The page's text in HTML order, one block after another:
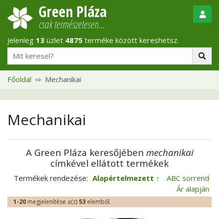
Green Pláza
csak természetesen…
Jelenleg 13 üzlet 4875 terméke között kereshetsz.
Főoldal Mechanikai
Mechanikai
A Green Pláza keresőjében mechanikai
címkével ellátott termékek
Termékek rendezése: Alapértelmezett
ABC sorrend
Ár alapján
1-20 megjelenítése a(z) 53 elemből.